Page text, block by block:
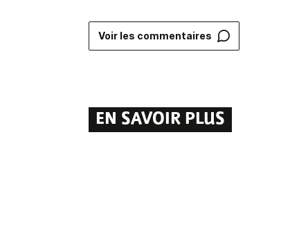
Voir les commentaires
EN SAVOIR PLUS